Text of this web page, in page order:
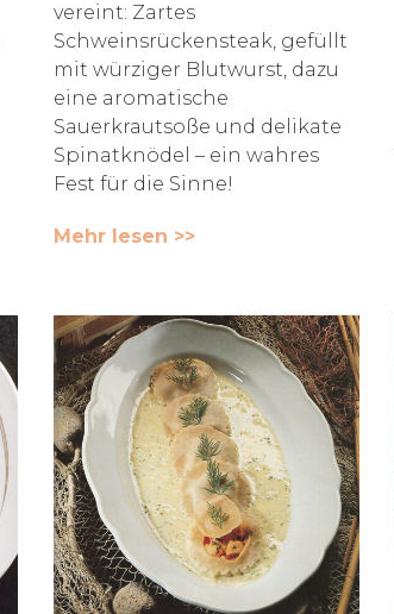
vereint: Zartes
Schweinsrückensteak, gefüllt
mit würziger Blutwurst, dazu
eine aromatische
Sauerkrautsoße und delikate
Spinatknödel – ein wahres
Fest für die Sinne!
Mehr lesen >>